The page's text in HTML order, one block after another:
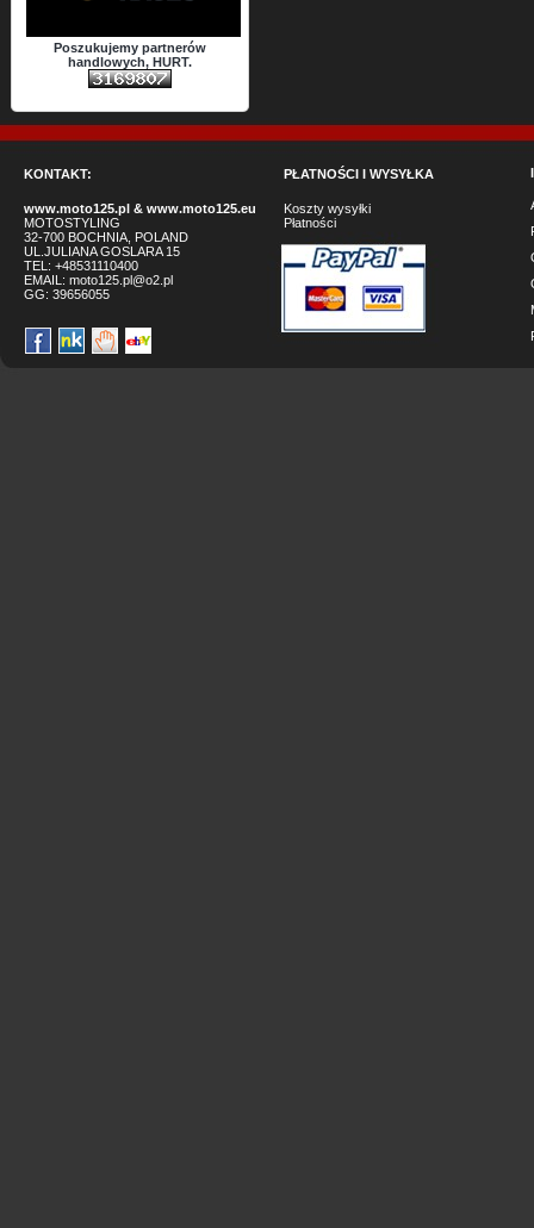
Poszukujemy partnerów
handlowych, HURT.
KONTAKT:
www.moto125.pl & www.moto125.eu
MOTOSTYLING
32-700 BOCHNIA, POLAND
UL.JULIANA GOSLARA 15
TEL: +48531110400
EMAIL: moto125.pl@o2.pl
GG: 39656055
PŁATNOŚCI I WYSYŁKA
Koszty wysyłki
Płatności